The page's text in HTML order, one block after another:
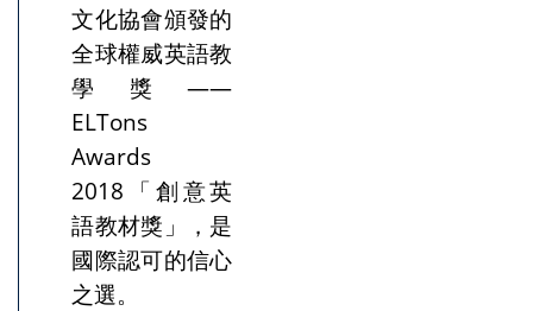
文化協會頒發的
全球權威英語教
學獎——
ELTons
Awards
2018「創意英
語教材獎」，是
國際認可的信心
之選。